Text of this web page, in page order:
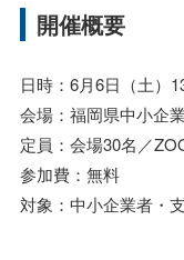
開催概要
日時：6月6日（土）
会場：福岡県中小企
定員：会場30名／
参加費：無料
対象：中小企業者・